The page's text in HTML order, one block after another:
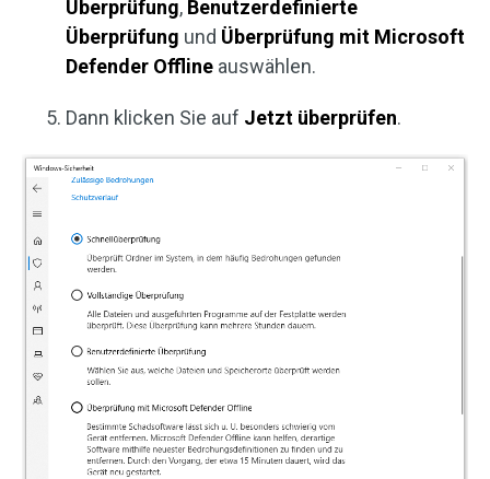
Überprüfung, Benutzerdefinierte
Überprüfung und Überprüfung mit Microsoft
Defender Offline auswählen.
Dann klicken Sie auf Jetzt überprüfen.